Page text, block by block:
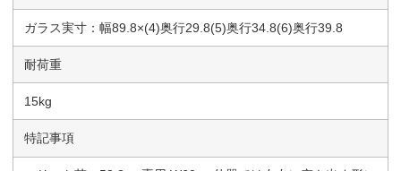
ガラス実寸：幅89.8×(4)奥行29.8(5)奥行34.8(6)奥行39.8
耐荷重
15kg
特記事項